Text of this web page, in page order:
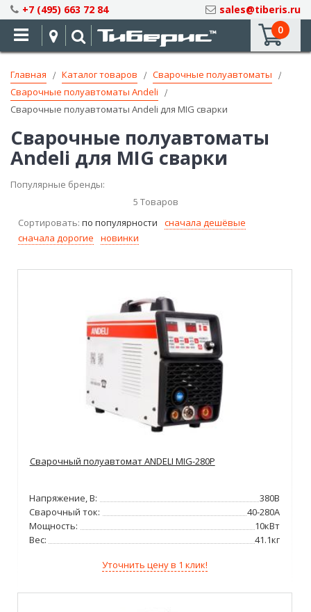
Skip
to
Content
+7 (495) 663 72 84
sales@tiberis.ru
0
Главная Каталог товаров
Сварочные полуавтоматы
Сварочные полуавтоматы Andeli
Сварочные полуавтоматы Andeli для MIG сварки
Сварочные полуавтоматы
Andeli для MIG сварки
Популярные бренды:
5 Товаров
Сортировать: по популярности
сначала дешёвые
сначала дорогие
новинки
Сварочный полуавтомат ANDELI MIG-280P
Напряжение, В:
380В
Сварочный ток:
40-280А
Мощность:
10кВт
Вес:
41.1кг
Уточнить цену в 1 клик!